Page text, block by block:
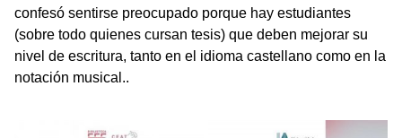
confesó sentirse preocupado porque hay estudiantes
(sobre todo quienes cursan tesis) que deben mejorar su
nivel de escritura, tanto en el idioma castellano como en la
notación musical..